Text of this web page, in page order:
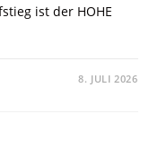
ist der HOHE
8. JULI 2026